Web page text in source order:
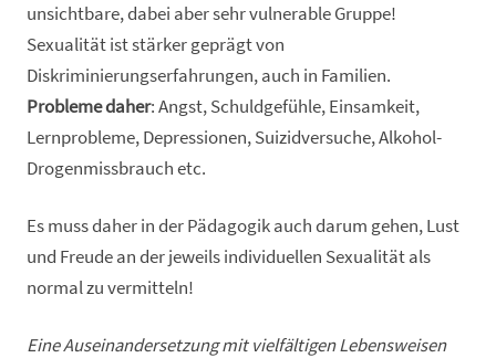
unsichtbare, dabei aber sehr vulnerable Gruppe!
Sexualität ist stärker geprägt von
Diskriminierungserfahrungen, auch in Familien.
Probleme daher: Angst, Schuldgefühle, Einsamkeit,
Lernprobleme, Depressionen, Suizidversuche, Alkohol-
Drogenmissbrauch etc.
Es muss daher in der Pädagogik auch darum gehen, Lust
und Freude an der jeweils individuellen Sexualität als
normal zu vermitteln!
Eine Auseinandersetzung mit vielfältigen Lebensweisen